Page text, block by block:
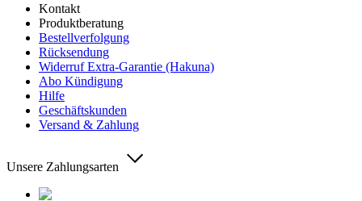
Kontakt
Produktberatung
Bestellverfolgung
Rücksendung
Widerruf Extra-Garantie (Hakuna)
Abo Kündigung
Hilfe
Geschäftskunden
Versand & Zahlung
Unsere Zahlungsarten